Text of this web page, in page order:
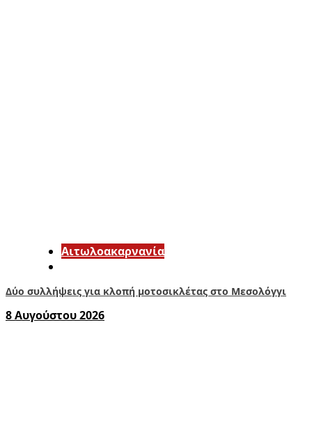
Αιτωλοακαρνανία
Δύο συλλήψεις για κλοπή μοτοσικλέτας στο Μεσολόγγι
8 Αυγούστου 2026